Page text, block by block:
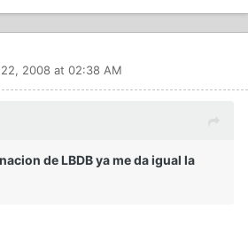
2008 at 02:38 AM
de LBDB ya me da igual la